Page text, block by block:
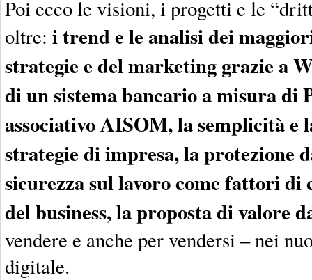
Poi ecco le visioni, i progetti e le
oltre: i trend e le analisi dei
strategie e del marketing grazie a
di un sistema bancario a misura di
associativo AISOM, la semplicità e
strategie di impresa, la protezione
sicurezza sul lavoro come fattori di
del business, la proposta di valore
vendere e anche per vendersi – nei
digitale.